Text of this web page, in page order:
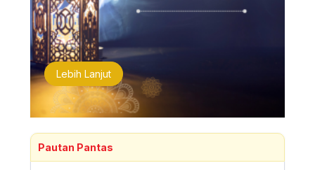
Lebih Lanjut
Pautan Pantas